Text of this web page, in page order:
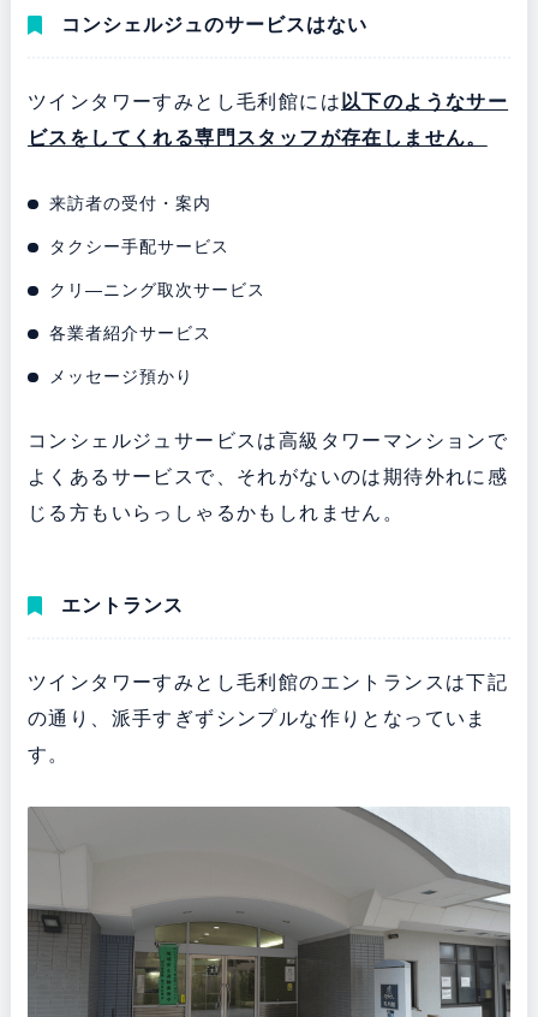
コンシェルジュのサービスはない
ツインタワーすみとし毛利館には 以下のようなサー
ビスをしてくれる専門スタッフが存在しません。
来訪者の受付・案内
タクシー手配サービス
クリ―ニング取次サービス
各業者紹介サービス
メッセージ預かり
コンシェルジュサービスは高級タワーマンションで
よくあるサービスで、それがないのは期待外れに感
じる方もいらっしゃるかもしれません。
エントランス
ツインタワーすみとし毛利館のエントランスは下記
の通り、派手すぎずシンプルな作りとなっていま
す。